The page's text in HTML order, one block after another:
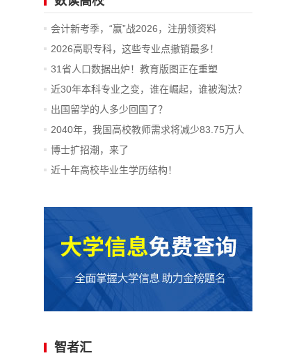
会计新考季，“赢”战2026，注册领资料
2026高职专科，这些专业点撤销最多！
31省人口数据出炉！教育版图正在重塑
近30年本科专业之变，谁在崛起，谁被淘汰？
出国留学的人多少回国了？
2040年，我国高校教师需求将减少83.75万人
博士扩招潮，来了
近十年高校毕业生学历结构！
智者汇